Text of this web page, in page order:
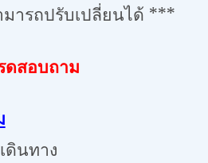
ารถปรับเปลี่ยนได้ ***
ดสอบถาม
ดินทาง